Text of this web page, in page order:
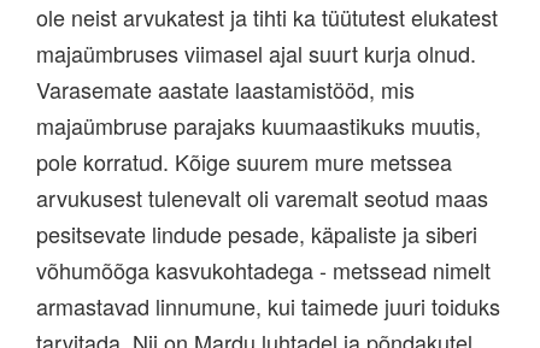
ole neist arvukatest ja tihti ka tüütutest elukatest
majaümbruses viimasel ajal suurt kurja olnud.
Varasemate aastate laastamistööd, mis
majaümbruse parajaks kuumaastikuks muutis,
pole korratud. Kõige suurem mure metssea
arvukusest tulenevalt oli varemalt seotud maas
pesitsevate lindude pesade, käpaliste ja siberi
võhumõõga kasvukohtadega - metssead nimelt
armastavad linnumune, kui taimede juuri toiduks